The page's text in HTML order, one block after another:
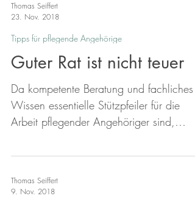
Gefahrenquellen aufdecken und die
Rundgang durch die Wohnung zeigt die
Stolperfallen: Türschwellen, Schienen,
zwischen unterschiedlichen
Bodenbelägen, Teppiche, Brücken und
Thomas Seiffert
23. Nov. 2018
Tipps für pflegende Angehörige
Guter Rat ist nicht teuer
Da kompetente Beratung und fachliches
Wissen essentielle Stützpfeiler für die
Arbeit pflegender Angehöriger sind,
Pflegeberatung und unentgeltliche
pflegt oder sich ehrenamtlich um
Thomas Seiffert
9. Nov. 2018